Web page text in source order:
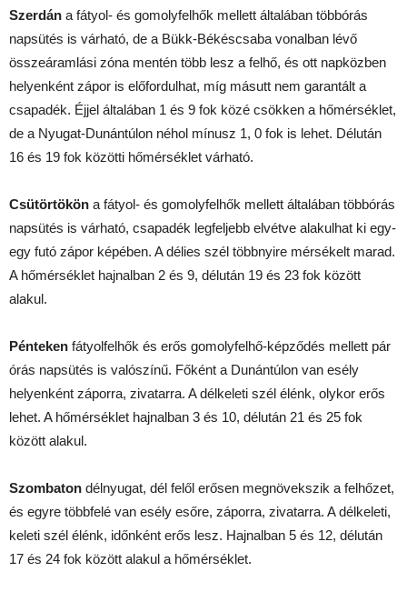
Szerdán a fátyol- és gomolyfelhők mellett általában többórás
napsütés is várható, de a Bükk-Békéscsaba vonalban lévő
összeáramlási zóna mentén több lesz a felhő, és ott napközben
helyenként zápor is előfordulhat, míg másutt nem garantált a
csapadék. Éjjel általában 1 és 9 fok közé csökken a hőmérséklet,
de a Nyugat-Dunántúlon néhol mínusz 1, 0 fok is lehet. Délután
16 és 19 fok közötti hőmérséklet várható.
Csütörtökön a fátyol- és gomolyfelhők mellett általában többórás
napsütés is várható, csapadék legfeljebb elvétve alakulhat ki egy-
egy futó zápor képében. A délies szél többnyire mérsékelt marad.
A hőmérséklet hajnalban 2 és 9, délután 19 és 23 fok között
alakul.
Pénteken fátyolfelhők és erős gomolyfelhő-képződés mellett pár
órás napsütés is valószínű. Főként a Dunántúlon van esély
helyenként záporra, zivatarra. A délkeleti szél élénk, olykor erős
lehet. A hőmérséklet hajnalban 3 és 10, délután 21 és 25 fok
között alakul.
Szombaton délnyugat, dél felől erősen megnövekszik a felhőzet,
és egyre többfelé van esély esőre, záporra, zivatarra. A délkeleti,
keleti szél élénk, időnként erős lesz. Hajnalban 5 és 12, délután
17 és 24 fok között alakul a hőmérséklet.